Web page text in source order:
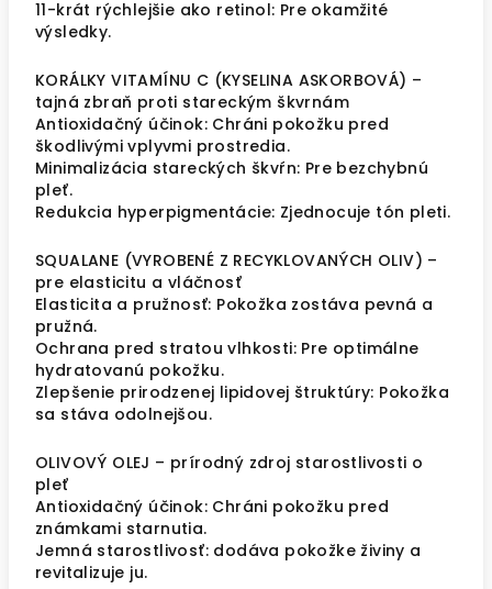
11-krát rýchlejšie ako retinol: Pre okamžité
výsledky.
KORÁLKY VITAMÍNU C (KYSELINA ASKORBOVÁ) –
tajná zbraň proti stareckým škvrnám
Antioxidačný účinok: Chráni pokožku pred
škodlivými vplyvmi prostredia.
Minimalizácia stareckých škvŕn: Pre bezchybnú
pleť.
Redukcia hyperpigmentácie: Zjednocuje tón pleti.
SQUALANE (VYROBENÉ Z RECYKLOVANÝCH OLIV) –
pre elasticitu a vláčnosť
Elasticita a pružnosť: Pokožka zostáva pevná a
pružná.
Ochrana pred stratou vlhkosti: Pre optimálne
hydratovanú pokožku.
Zlepšenie prirodzenej lipidovej štruktúry: Pokožka
sa stáva odolnejšou.
OLIVOVÝ OLEJ – prírodný zdroj starostlivosti o
pleť
Antioxidačný účinok: Chráni pokožku pred
známkami starnutia.
Jemná starostlivosť: dodáva pokožke živiny a
revitalizuje ju.